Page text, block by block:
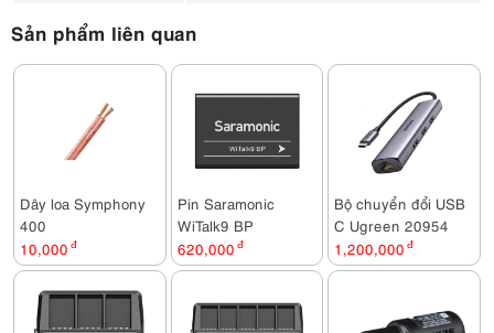
Sản phẩm liên quan
Dây loa Symphony
400
10,000 đ
Pin Saramonic
WiTalk9 BP
620,000 đ
Bộ chuyển đổi USB
C Ugreen 20954
1,200,000 đ